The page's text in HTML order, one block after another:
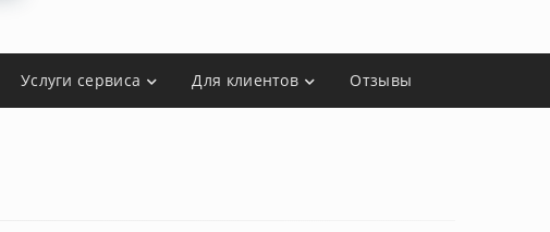
Услуги сервиса Для клиентов Отзывы